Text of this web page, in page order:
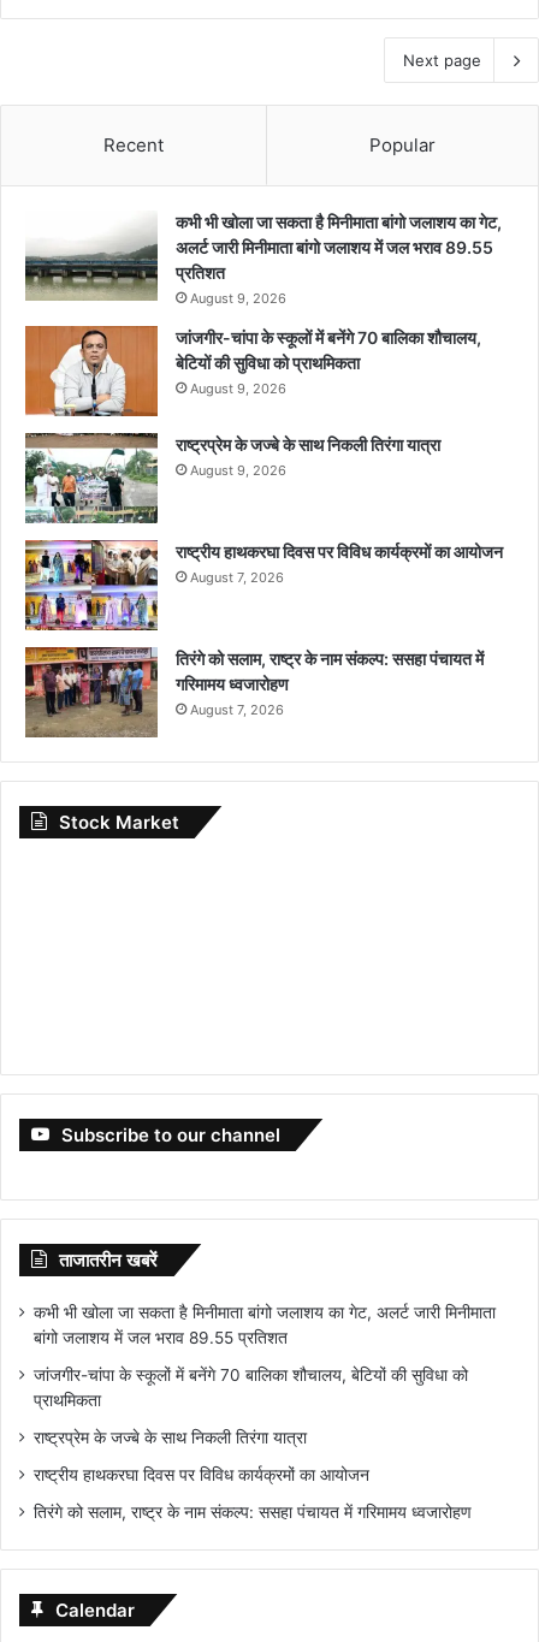
Next page
Recent Popular
कभी भी खोला जा सकता है मिनीमाता बांगो जलाशय का गेट,
अलर्ट जारी मिनीमाता बांगो जलाशय में जल भराव 89.55
प्रतिशत
August 9, 2026
जांजगीर-चांपा के स्कूलों में बनेंगे 70 बालिका शौचालय,
बेटियों की सुविधा को प्राथमिकता
August 9, 2026
राष्ट्रप्रेम के जज्बे के साथ निकली तिरंगा यात्रा
August 9, 2026
राष्ट्रीय हाथकरघा दिवस पर विविध कार्यक्रमों का आयोजन
August 7, 2026
तिरंगे को सलाम, राष्ट्र के नाम संकल्प: ससहा पंचायत में
गरिमामय ध्वजारोहण
August 7, 2026
Stock Market
Subscribe to our channel
ताजातरीन खबरें
कभी भी खोला जा सकता है मिनीमाता बांगो जलाशय का गेट, अलर्ट जारी मिनीमाता
बांगो जलाशय में जल भराव 89.55 प्रतिशत
जांजगीर-चांपा के स्कूलों में बनेंगे 70 बालिका शौचालय, बेटियों की सुविधा को
प्राथमिकता
राष्ट्रप्रेम के जज्बे के साथ निकली तिरंगा यात्रा
राष्ट्रीय हाथकरघा दिवस पर विविध कार्यक्रमों का आयोजन
तिरंगे को सलाम, राष्ट्र के नाम संकल्प: ससहा पंचायत में गरिमामय ध्वजारोहण
Calendar